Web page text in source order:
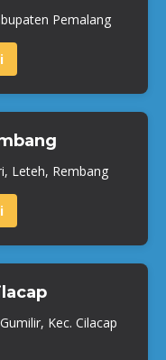
Pemalang
Leteh, Rembang
Kec. Cilacap